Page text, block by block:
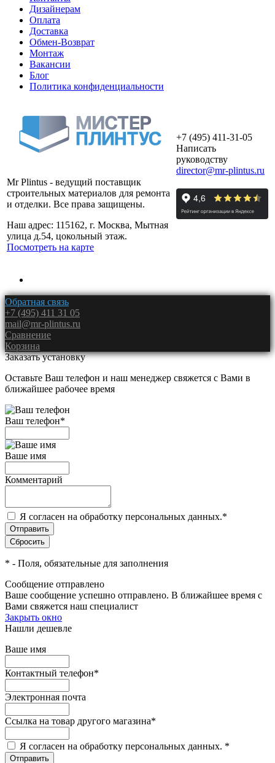
Дизайнерам
Оплата
Доставка
Обмен-Возврат
Монтаж
Вакансии
Блог
Политика конфиденциальности
Mr Plintus - ведущий поставщик
строительных материалов для ремонта
и отделки. Все права защищены.
Наш адрес: 115162, г. Москва, Мытная
улица д.54, цокольный этаж.
Посмотреть на карте
+7 (495) 411-31-05
Написать
руководству
director@mr-plintus.ru
Обратная связь
+7 (495) 411 31 05
mail@mr-plintus.ru
Сравнение
Корзина
Заказать установку
Оставьте Ваш телефон и наш менеджер свяжется с Вами в
ближайшее рабочее время
Ваш телефон*
Ваше имя
Комментарий
Я согласен на обработку персональных данных.*
* - Поля, обязательные для заполнения
Сообщение отправлено
Ваше сообщение успешно отправлено. В ближайшее время с
Вами свяжется наш специалист
Закрыть окно
Нашли дешевле
Ваше имя
Контактный телефон*
Электронная почта
Ссылка на товар другого магазина*
Я согласен на обработку персональных данных. *